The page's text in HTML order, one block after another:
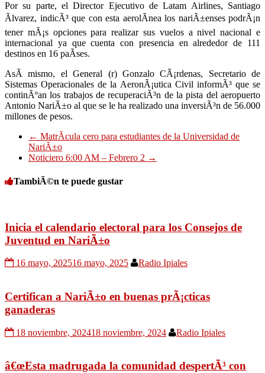
Por su parte, el Director Ejecutivo de Latam Airlines, Santiago
Ãlvarez, indicÃ³ que con esta aerolÃ­nea los nariÃ±enses podrÃ¡n
tener mÃ¡s opciones para realizar sus vuelos a nivel nacional e
internacional ya que cuenta con presencia en alrededor de 111
destinos en 16 paÃ­ses.
AsÃ­ mismo, el General (r) Gonzalo CÃ¡rdenas, Secretario de
Sistemas Operacionales de la AeronÃ¡utica Civil informÃ³ que se
continÃºan los trabajos de recuperaciÃ³n de la pista del aeropuerto
Antonio NariÃ±o al que se le ha realizado una inversiÃ³n de 56.000
millones de pesos.
← MatrÃ­cula cero para estudiantes de la Universidad de
NariÃ±o
Noticiero 6:00 AM – Febrero 2 →
TambiÃ©n te puede gustar
Inicia el calendario electoral para los Consejos de
Juventud en NariÃ±o
16 mayo, 202516 mayo, 2025 Radio Ipiales
Certifican a NariÃ±o en buenas prÃ¡cticas
ganaderas
18 noviembre, 202418 noviembre, 2024 Radio Ipiales
â€œEsta madrugada la comunidad despertÃ³ con